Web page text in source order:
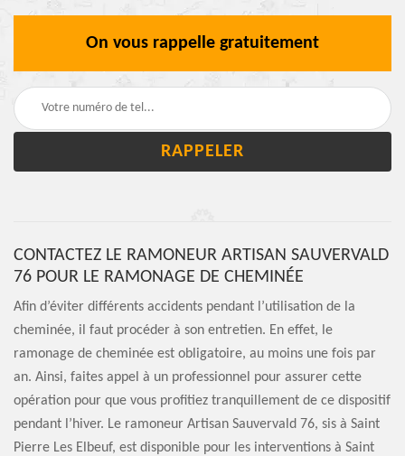
On vous rappelle gratuitement
CONTACTEZ LE RAMONEUR ARTISAN SAUVERVALD
76 POUR LE RAMONAGE DE CHEMINÉE
Afin d’éviter différents accidents pendant l’utilisation de la
cheminée, il faut procéder à son entretien. En effet, le
ramonage de cheminée est obligatoire, au moins une fois par
an. Ainsi, faites appel à un professionnel pour assurer cette
opération pour que vous profitiez tranquillement de ce dispositif
pendant l’hiver. Le ramoneur Artisan Sauvervald 76, sis à Saint
Pierre Les Elbeuf, est disponible pour les interventions à Saint